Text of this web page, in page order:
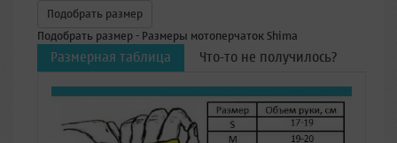
Подобрать размер
Подобрать размер - Размеры мотоперчаток Shima
Размерная таблица Что-то не получилось?